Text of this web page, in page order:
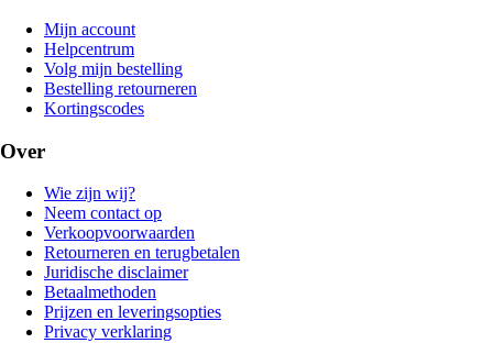
Mijn account
Helpcentrum
Volg mijn bestelling
Bestelling retourneren
Kortingscodes
Over
Wie zijn wij?
Neem contact op
Verkoopvoorwaarden
Retourneren en terugbetalen
Juridische disclaimer
Betaalmethoden
Prijzen en leveringsopties
Privacy verklaring